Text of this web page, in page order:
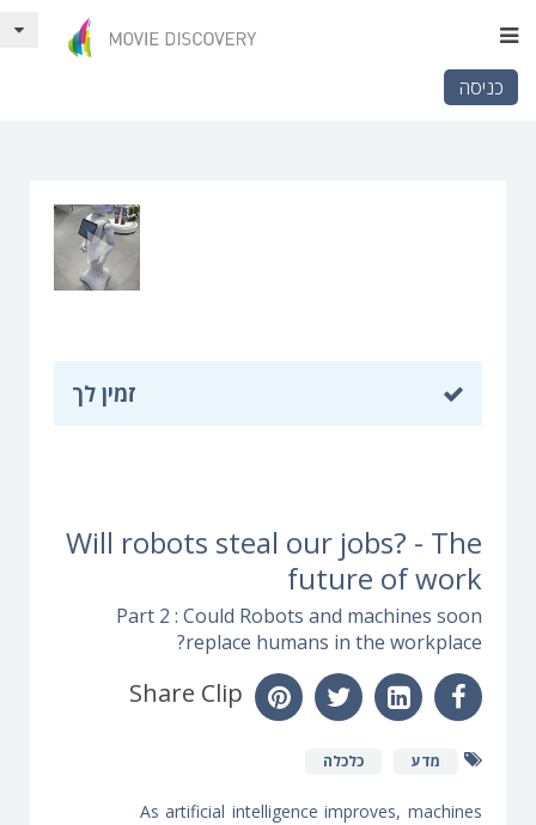
כניסה
זמין לך
Will robots steal our jobs? - The
future of work
Part 2 : Could Robots and machines soon
replace humans in the workplace?
Share Clip
מדע כלכלה
As artificial intelligence improves, machines